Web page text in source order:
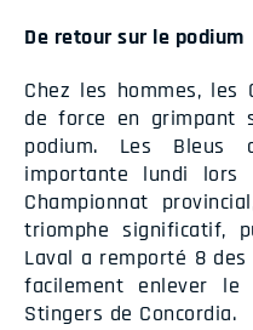
De retour sur le podium
Chez les hommes,
de force en grimpant
podium. Les Bleus
importante lundi
Championnat
triomphe significatif,
Laval a remporté 8
facilement enlever
Stingers de Concordia.